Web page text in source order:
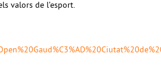
valors de l’esport.